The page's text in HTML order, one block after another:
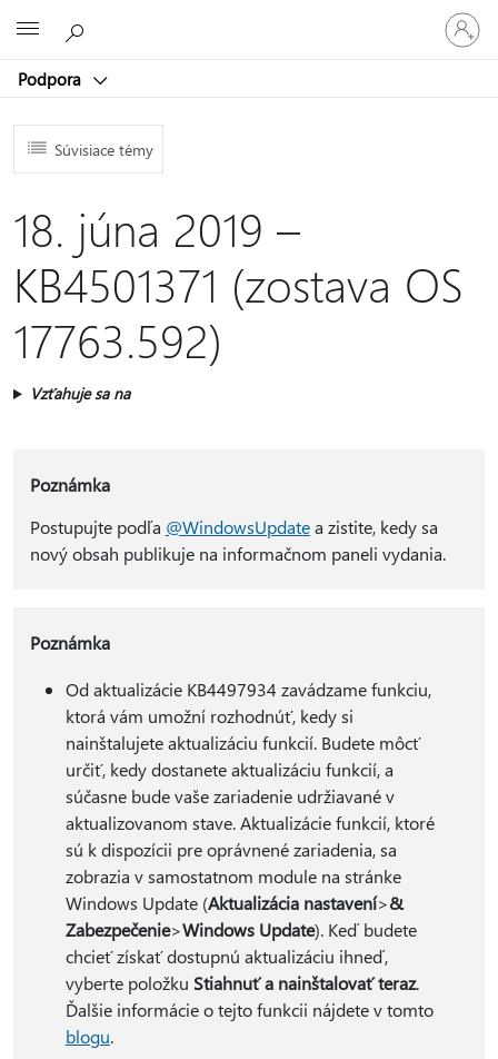
Podpora
Prihláste
sa
k
kontu
Súvisiace témy
18. júna 2019 –
KB4501371 (zostava OS
17763.592)
Vzťahuje sa na
Poznámka
Postupujte podľa @WindowsUpdatea zistite, kedy sa
nový obsah publikuje na informačnom paneli vydania.
Poznámka
Od aktualizácie KB4497934 zavádzame funkciu,
ktorá vám umožní rozhodnúť, kedy si
nainštalujete aktualizáciu funkcií. Budete môcť
určiť, kedy dostanete aktualizáciu funkcií, a
súčasne bude vaše zariadenie udržiavané v
aktualizovanom stave. Aktualizácie funkcií, ktoré
sú k dispozícii pre oprávnené zariadenia, sa
zobrazia v samostatnom module na stránke
Windows Update (Aktualizácia nastavení>&
Zabezpečenie>Windows Update). Keď budete
chcieť získať dostupnú aktualizáciu ihneď,
vyberte položku Stiahnuť a nainštalovať teraz.
Ďalšie informácie o tejto funkcii nájdete v tomto
blogu.